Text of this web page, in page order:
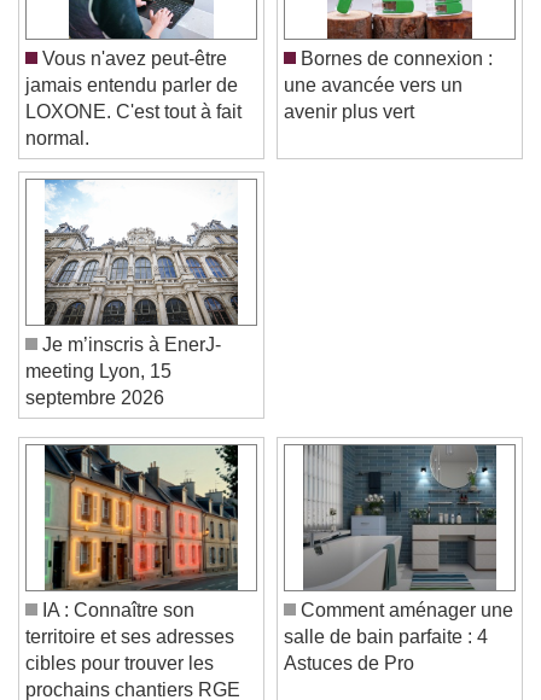
Video Player is loading.
Play Video
Play
Skip Backward
Skip Forward
Unmute
Current Time
/
Duration-:-
Loaded:0%
Vous n'avez peut-être
jamais entendu parler de
LOXONE. C'est tout à fait
normal.
Bornes de connexion :
une avancée vers un
avenir plus vert
Je m’inscris à EnerJ-
meeting Lyon, 15
septembre 2026
IA : Connaître son
territoire et ses adresses
cibles pour trouver les
prochains chantiers RGE
Comment aménager une
salle de bain parfaite : 4
Astuces de Pro